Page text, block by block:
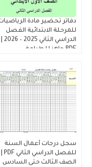
دفاتر تحضير مادة الرياضيات
للمرحلة الابتدائية الفصل
الدراسي الثاني 2025 – 2026 |
PDF جاهز للطباعة
سجل درجات أعمال السنة
للفصل الدراسي الثاني PDF |
الصف الثالث حتى السادس